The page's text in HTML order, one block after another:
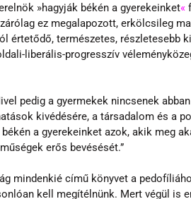
»hagyják békén a gyerekein­ket«
ez megalapozott, erkölcsileg
értetődő, természetes, részletesebb
liberális-progresszív
pedig a gyermekek nincsenek
kivédésére, a társadalom és a
a gyerekeinket azok, akik meg
erős bevésését.”
mindenkié című könyvet a
kell megítélnünk. Mert végül is